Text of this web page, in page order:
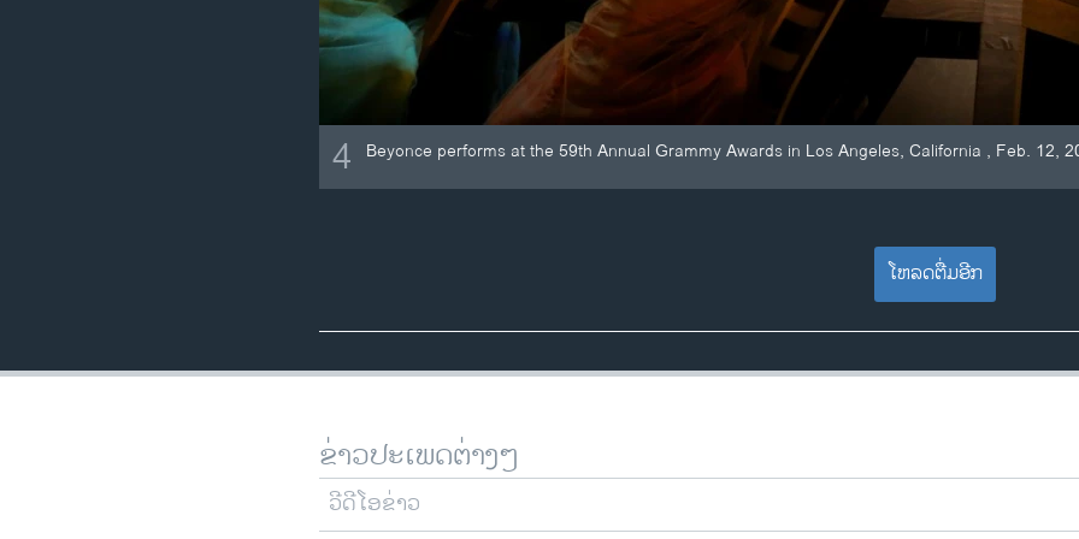
4 Beyonce performs at the 59th Annual Grammy Awards in Los Angeles, California , Feb. 12,
ໂຫລດຕື່ມອີກ
ຂ່າວປະເພດຕ່າງໆ
ວີດີໂອຂ່າວ